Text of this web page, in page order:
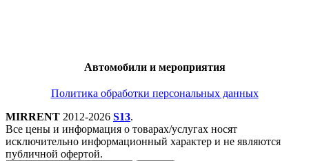
Автомобили и мероприятия
Политика обработки персональных данных
MIRRENT 2012-2026 S13.
Все цены и информация о товарах/услугах носят
исключительно информационный характер и не являются
публичной офертой.